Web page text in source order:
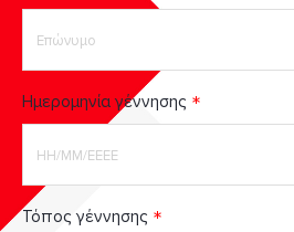
Ημερομηνία γέννησης
Τόπος γέννησης